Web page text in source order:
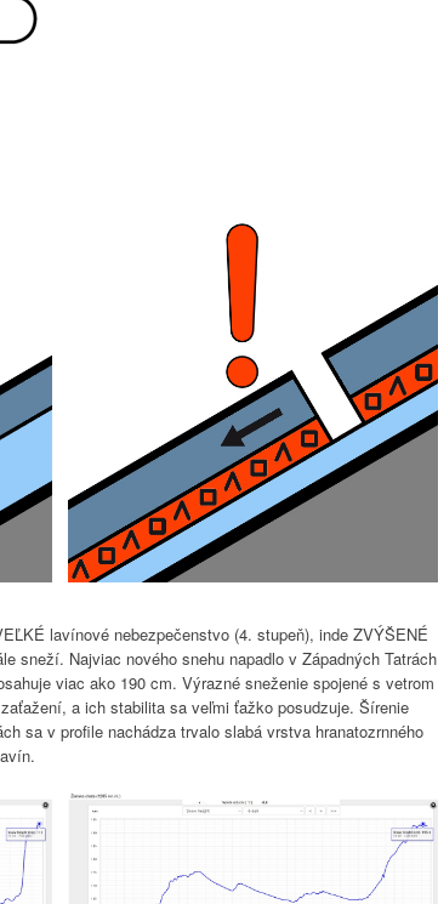
lavínové nebezpečenstvo (4. stupeň), inde ZVÝŠENÉ
sneží. Najviac nového snehu napadlo v Západných Tatrách
viac ako 190 cm. Výrazné sneženie spojené s vetrom
a ich stabilita sa veľmi ťažko posudzuje. Šírenie
sa v profile nachádza trvalo slabá vrstva hranatozrnného